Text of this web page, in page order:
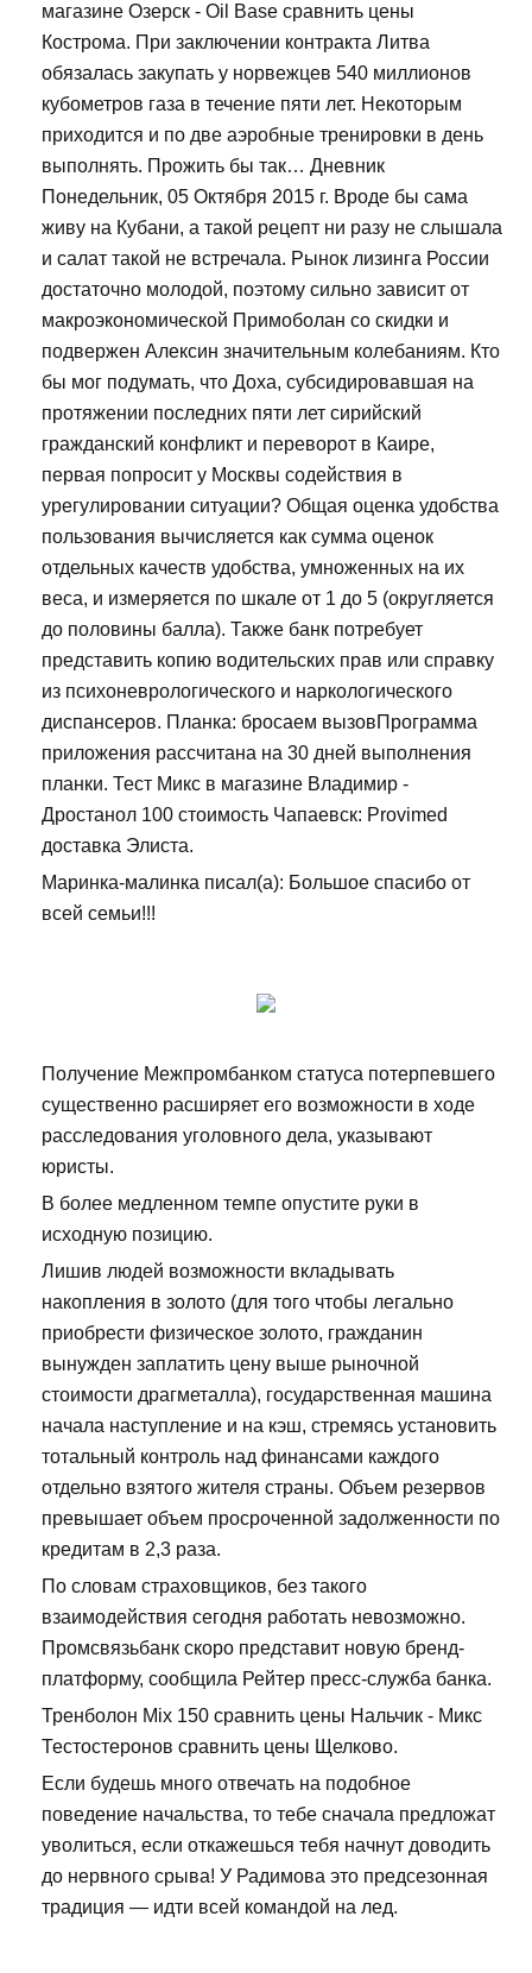
магазине Озерск - Oil Base сравнить цены
Кострома. При заключении контракта Литва
обязалась закупать у норвежцев 540 миллионов
кубометров газа в течение пяти лет. Некоторым
приходится и по две аэробные тренировки в день
выполнять. Прожить бы так… Дневник
Понедельник, 05 Октября 2015 г. Вроде бы сама
живу на Кубани, а такой рецепт ни разу не слышала
и салат такой не встречала. Рынок лизинга России
достаточно молодой, поэтому сильно зависит от
макроэкономической Примоболан со скидки и
подвержен Алексин значительным колебаниям. Кто
бы мог подумать, что Доха, субсидировавшая на
протяжении последних пяти лет сирийский
гражданский конфликт и переворот в Каире,
первая попросит у Москвы содействия в
урегулировании ситуации? Общая оценка удобства
пользования вычисляется как сумма оценок
отдельных качеств удобства, умноженных на их
веса, и измеряется по шкале от 1 до 5 (округляется
до половины балла). Также банк потребует
представить копию водительских прав или справку
из психоневрологического и наркологического
диспансеров. Планка: бросаем вызовПрограмма
приложения рассчитана на 30 дней выполнения
планки. Тест Микс в магазине Владимир -
Дростанол 100 стоимость Чапаевск: Provimed
доставка Элиста.
Маринка-малинка писал(а): Большое спасибо от
всей семьи!!!
Получение Межпромбанком статуса потерпевшего
существенно расширяет его возможности в ходе
расследования уголовного дела, указывают
юристы.
В более медленном темпе опустите руки в
исходную позицию.
Лишив людей возможности вкладывать
накопления в золото (для того чтобы легально
приобрести физическое золото, гражданин
вынужден заплатить цену выше рыночной
стоимости драгметалла), государственная машина
начала наступление и на кэш, стремясь установить
тотальный контроль над финансами каждого
отдельно взятого жителя страны. Объем резервов
превышает объем просроченной задолженности по
кредитам в 2,3 раза.
По словам страховщиков, без такого
взаимодействия сегодня работать невозможно.
Промсвязьбанк скоро представит новую бренд-
платформу, сообщила Рейтер пресс-служба банка.
Тренболон Mix 150 сравнить цены Нальчик - Микс
Тестостеронов сравнить цены Щелково.
Если будешь много отвечать на подобное
поведение начальства, то тебе сначала предложат
уволиться, если откажешься тебя начнут доводить
до нервного срыва! У Радимова это предсезонная
традиция — идти всей командой на лед.